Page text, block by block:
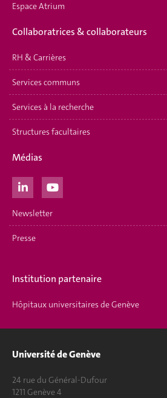
Espace Atrium
Collaboratrices & collaborateurs
RH & Carrières
Services communs
Services à la recherche
Structures facultaires
Médias
Newsletter
Presse
Institution partenaire
Hôpitaux universitaires de Genève
Université de Genève
24 rue du Général-Dufour
1211 Genève 4